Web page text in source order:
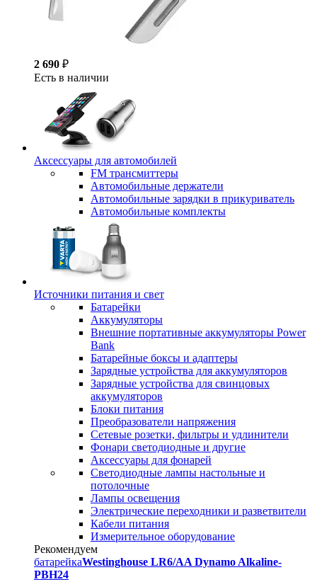
2 690 ₽
Есть в наличии
Аксессуары для автомобилей
FM трансмиттеры
Автомобильные держатели
Автомобильные зарядки в прикуриватель
Автомобильные комплекты
Источники питания и свет
Батарейки
Аккумуляторы
Внешние портативные аккумуляторы Power
Bank
Батарейные боксы и адаптеры
Зарядные устройства для аккумуляторов
Зарядные устройства для свинцовых
аккумуляторов
Блоки питания
Преобразователи напряжения
Сетевые розетки, фильтры и удлинители
Фонари светодиодные и другие
Аксессуары для фонарей
Светодиодные лампы настольные и
потолочные
Лампы освещения
Электрические переходники и разветвители
Кабели питания
Измерительное оборудование
Рекомендуем
батарейкаWestinghouse LR6/AA Dynamo Alkaline-
PBH24